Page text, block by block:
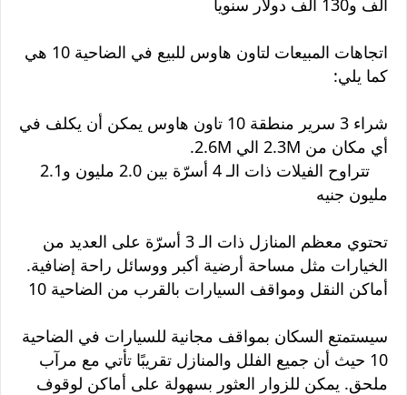
ألف و130 ألف دولار سنوياً
اتجاهات المبيعات لتاون هاوس للبيع في الضاحية 10 هي
كما يلي:
شراء 3 سرير منطقة 10 تاون هاوس يمكن أن يكلف في
أي مكان من 2.3M الي 2.6M.
تتراوح الفيلات ذات الـ 4 أسرّة بين 2.0 مليون و2.1
مليون جنيه
تحتوي معظم المنازل ذات الـ 3 أسرّة على العديد من
الخيارات مثل مساحة أرضية أكبر ووسائل راحة إضافية.
أماكن النقل ومواقف السيارات بالقرب من الضاحية 10
سيستمتع السكان بمواقف مجانية للسيارات في الضاحية
10 حيث أن جميع الفلل والمنازل تقريبًا تأتي مع مرآب
ملحق. يمكن للزوار العثور بسهولة على أماكن لوقوف